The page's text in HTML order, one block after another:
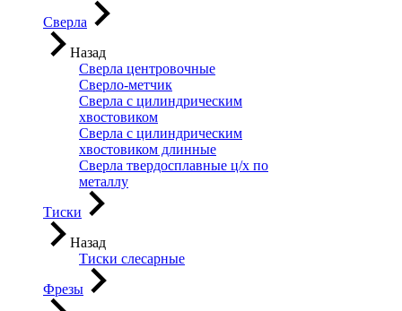
Сверла
Назад
Сверла центровочные
Сверло-метчик
Сверла с цилиндрическим
хвостовиком
Сверла с цилиндрическим
хвостовиком длинные
Сверла твердосплавные ц/х по
металлу
Тиски
Назад
Тиски слесарные
Фрезы